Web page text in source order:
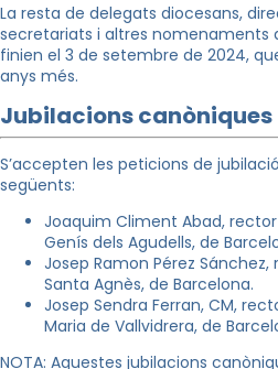
La resta de delegats diocesans,
secretariats i altres nomenaments
finien el 3 de setembre de 2024,
anys més.
Jubilacions canòniques
S’accepten les peticions de
següents:
Joaquim Climent Abad,
Genís dels Agudells, de
Josep Ramon Pérez
Santa Agnès, de Barcelona.
Josep Sendra Ferran, CM,
Maria de Vallvidrera, de
NOTA: Aquestes jubilacions